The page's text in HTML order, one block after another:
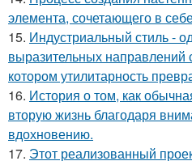
элемента, сочетающего в
15. Индустриальный стиль -
выразительных направлений
котором утилитарность
16. История о том, как
вторую жизнь благодаря
вдохновению.
17. Этот реализованный